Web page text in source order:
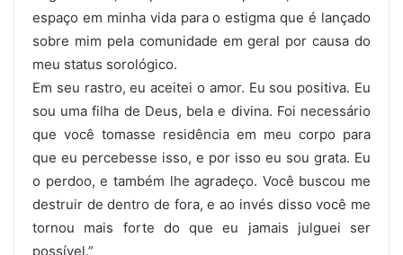
espaço em minha vida para o estigma que é lançado
sobre mim pela comunidade em geral por causa do
meu status sorológico.
Em seu rastro, eu aceitei o amor. Eu sou positiva. Eu
sou uma filha de Deus, bela e divina. Foi necessário
que você tomasse residência em meu corpo para
que eu percebesse isso, e por isso eu sou grata. Eu
o perdoo, e também lhe agradeço. Você buscou me
destruir de dentro de fora, e ao invés disso você me
tornou mais forte do que eu jamais julguei ser
possível.”